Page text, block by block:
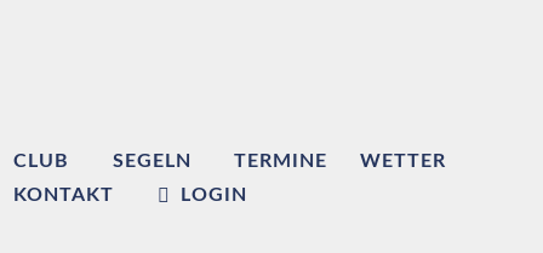
CLUB SEGELN TERMINE
WETTER
KONTAKT
LOGIN